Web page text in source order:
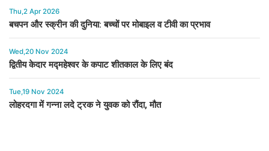
Thu,2 Apr 2026
बचपन और स्क्रीन की दुनिया: बच्चों पर मोबाइल व टीवी का प्रभाव
Wed,20 Nov 2024
द्वितीय केदार मद्महेश्वर के कपाट शीतकाल के लिए बंद
Tue,19 Nov 2024
लोहरदगा में गन्ना लदे ट्रक ने युवक को रौंदा, मौत